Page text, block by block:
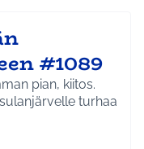
#1089
pian, kiitos.
turhaa